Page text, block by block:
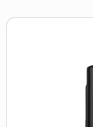
Read